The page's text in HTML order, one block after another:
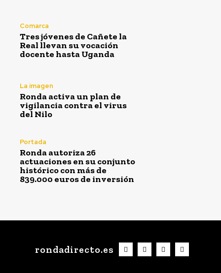
Comarca
Tres jóvenes de Cañete la
Real llevan su vocación
docente hasta Uganda
La imagen
Ronda activa un plan de
vigilancia contra el virus
del Nilo
Portada
Ronda autoriza 26
actuaciones en su conjunto
histórico con más de
839.000 euros de inversión
rondadirecto.es